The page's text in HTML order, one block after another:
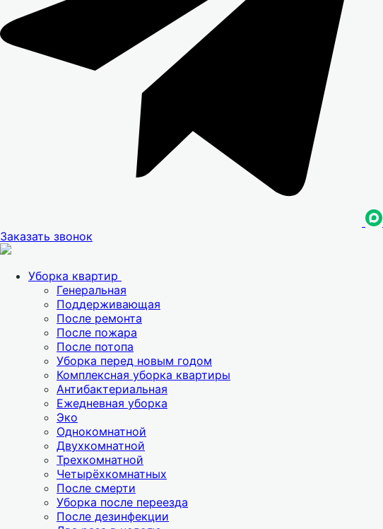
Заказать звонок
Уборка квартир
Генеральная
Поддерживающая
После ремонта
После пожара
После потопа
Уборка перед новым годом
Комплексная уборка квартиры
Антибактериальная
Ежедневная уборка
Эко
Однокомнатной
Двухкомнатной
Трехкомнатной
Четырёхкомнатных
После смерти
Уборка после переезда
После дезинфекции